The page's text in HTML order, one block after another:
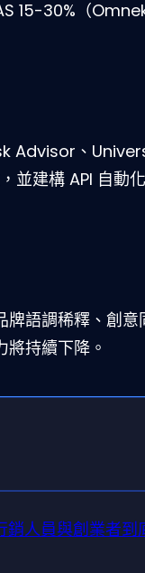
15-30%（
Advisor、
並建構 API 自動
牌語調稀釋、創意
持續下降。
銷人員與創業者到